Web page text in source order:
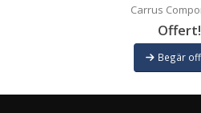
Carrus
Offert!
Begär